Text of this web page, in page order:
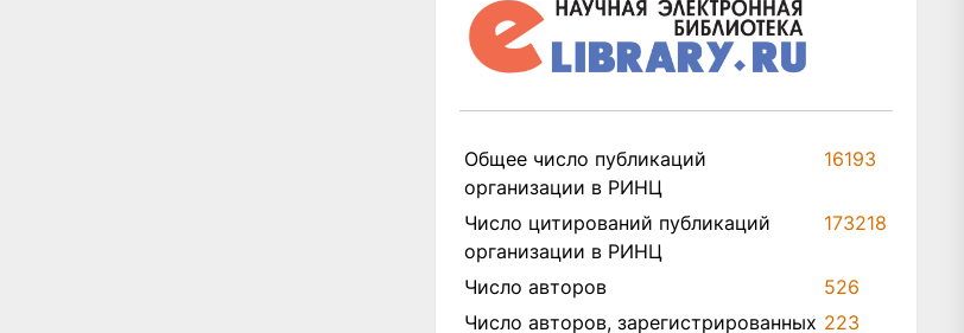
Общее число публикаций
организации в РИНЦ
16193
Число цитирований публикаций
организации в РИНЦ
173218
Число авторов
526
Число авторов, зарегистрированных 223